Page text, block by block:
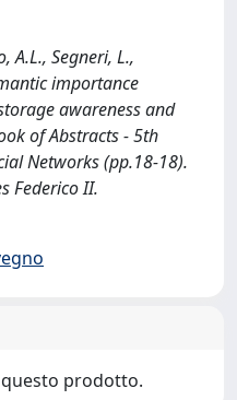
A.L., Segneri, L.,
importance
awareness and
of Abstracts - 5th
Networks (pp.18-18).
Federico II.
prodotto.